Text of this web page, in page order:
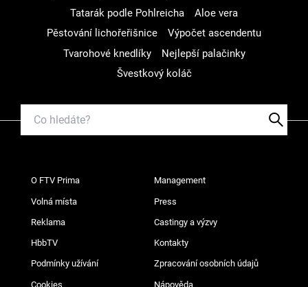
Tatarák podle Pohlreicha
Aloe vera
Pěstování lichořeřišnice
Výpočet ascendentu
Tvarohové knedlíky
Nejlepší palačinky
Švestkový koláč
O FTV Prima Management
Volná místa Press
Reklama Castingy a výzvy
HbbTV Kontakty
Podmínky užívání Zpracování osobních údajů
Cookies Nápověda